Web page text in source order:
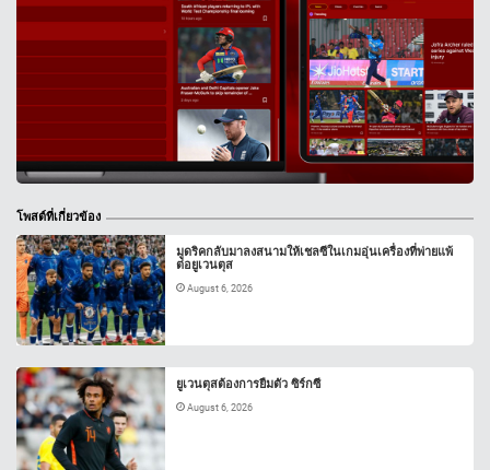
โพสต์ที่เกี่ยวข้อง
มูดริคกลับมาลงสนามให้เชลซีในเกมอุ่นเครื่องที่พ่ายแพ้
ต่อยูเวนตุส
August 6, 2026
ยูเวนตุสต้องการยืมตัว ซิร์กซี
August 6, 2026